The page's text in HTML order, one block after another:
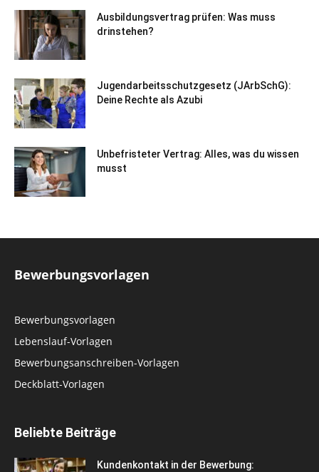
Ausbildungsvertrag prüfen: Was muss
drinstehen?
Jugendarbeitsschutzgesetz (JArbSchG):
Deine Rechte als Azubi
Unbefristeter Vertrag: Alles, was du wissen
musst
Bewerbungsvorlagen
Bewerbungsvorlagen
Lebenslauf-Vorlagen
Bewerbungsanschreiben-Vorlagen
Deckblatt-Vorlagen
Beliebte Beiträge
Kundenkontakt in der Bewerbung: